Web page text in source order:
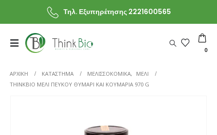
Τηλ. Εξυπηρέτησης 2221600565
0
ΑΡΧΙΚΗ ΚΑΤΆΣΤΗΜΑ ΜΕΛΙΣΣΟΚΟΜΙΚΑ,
ΜΕΛΙ
THINKBIO ΜΈΛΙ ΠΕΎΚΟΥ ΘΥΜΆΡΙ ΚΑΙ ΚΟΥΜΑΡΙΆ 970 G